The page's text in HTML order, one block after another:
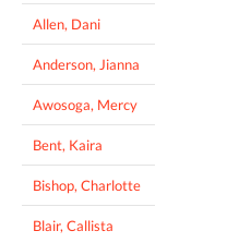
Allen, Dani
Anderson, Jianna
Awosoga, Mercy
Bent, Kaira
Bishop, Charlotte
Blair, Callista